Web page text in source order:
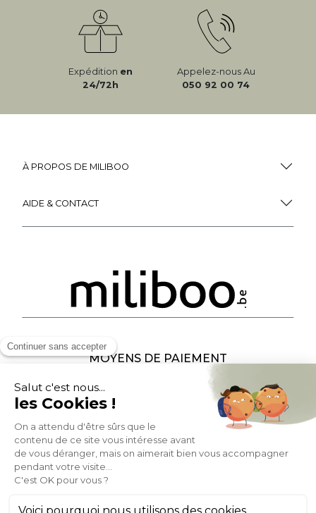
Expédition en
24/72h
Appelez-nous Au
050 92 00 74
À PROPOS DE MILIBOO
AIDE & CONTACT
MOYENS DE PAIEMENT
SOCIAL NETWORK